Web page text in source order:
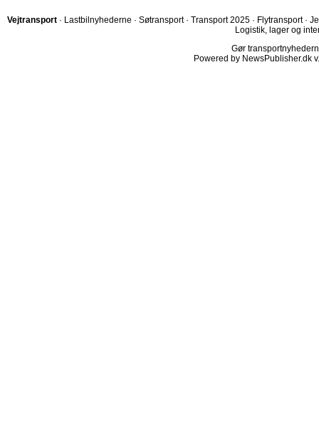
Vejtransport · Lastbilnyhederne · Søtransport · Transport 2025 · Flytransport ·
Logistik, lager og
Gør
Powered by NewsPublisher.dk